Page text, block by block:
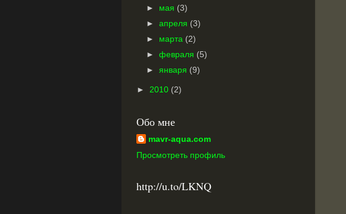
► мая (3)
►апреля (3)
► марта (2)
►февраля (5)
►января (9)
► 2010 (2)
Обо мне
mavr-aqua.com
Просмотреть профиль
http://u.to/LKNQ